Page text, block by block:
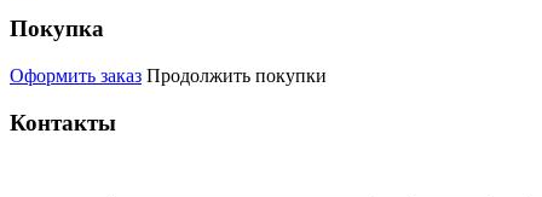
Покупка
Оформить заказ Продолжить покупки
Контакты